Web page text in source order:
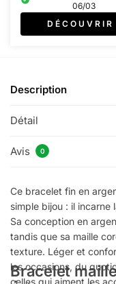
06/03
D É C O U V R I R
Description
Détail
Avis 0
Ce bracelet fin en
simple bijou : il incarne
Sa conception en
tandis que sa maille
texture. Léger et
les occasions, du
Bracelet